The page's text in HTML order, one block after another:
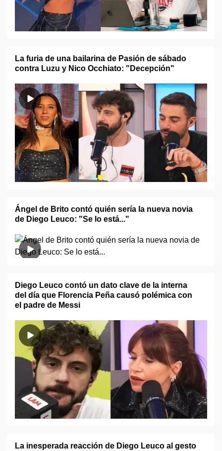
La furia de una bailarina de Pasión de sábado
contra Luzu y Nico Occhiato: "Decepción"
Ángel de Brito contó quién sería la nueva novia
de Diego Leuco: "Se lo está..."
Diego Leuco contó un dato clave de la interna
del día que Florencia Peña causó polémica con
el padre de Messi
La inesperada reacción de Diego Leuco al gesto